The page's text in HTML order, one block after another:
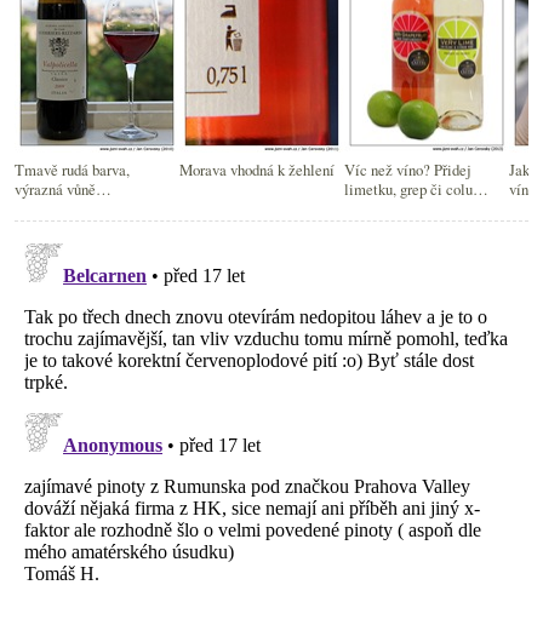
Tmavě rudá barva,
výrazná vůně…
Morava vhodná k žehlení Víc než víno? Přidej
limetku, grep či colu…
Jak
víno?